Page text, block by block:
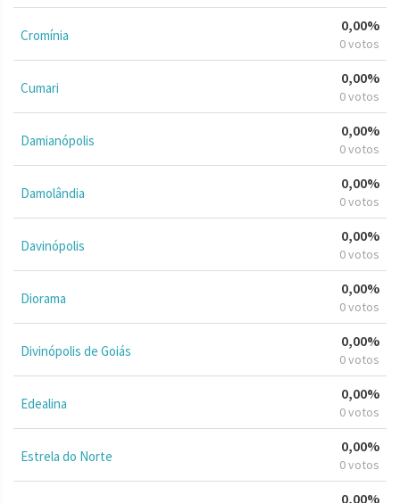
Cromínia
0,00%
0 votos
Cumari
0,00%
0 votos
Damianópolis
0,00%
0 votos
Damolândia
0,00%
0 votos
Davinópolis
0,00%
0 votos
Diorama
0,00%
0 votos
Divinópolis de Goiás
0,00%
0 votos
Edealina
0,00%
0 votos
Estrela do Norte
0,00%
0 votos
0,00%